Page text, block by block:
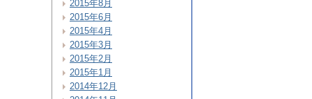
2015年8月
2015年6月
2015年4月
2015年3月
2015年2月
2015年1月
2014年12月